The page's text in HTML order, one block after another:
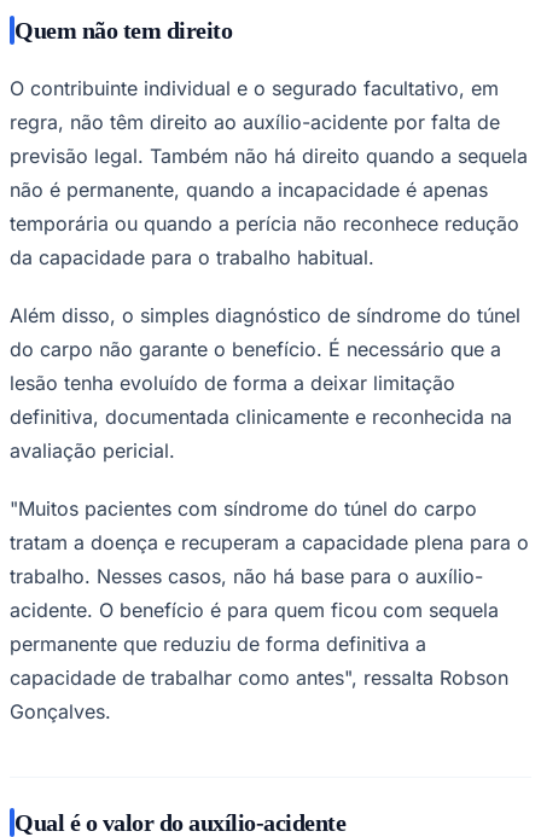
Flamengo
Quem não tem direito
O contribuinte individual e o segurado facultativo, em
regra, não têm direito ao auxílio-acidente por falta de
previsão legal. Também não há direito quando a sequela
não é permanente, quando a incapacidade é apenas
temporária ou quando a perícia não reconhece redução
da capacidade para o trabalho habitual.
Além disso, o simples diagnóstico de síndrome do túnel
do carpo não garante o benefício. É necessário que a
lesão tenha evoluído de forma a deixar limitação
definitiva, documentada clinicamente e reconhecida na
avaliação pericial.
"Muitos pacientes com síndrome do túnel do carpo
tratam a doença e recuperam a capacidade plena para o
trabalho. Nesses casos, não há base para o auxílio-
acidente. O benefício é para quem ficou com sequela
permanente que reduziu de forma definitiva a
capacidade de trabalhar como antes", ressalta Robson
Gonçalves.
Qual é o valor do auxílio-acidente